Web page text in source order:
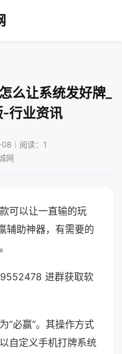
么让系统发好牌_
-行业资讯
｜阅读：1
网
可以让一直输的玩
辅助神器，有需要的
进群获取软
“必赢”。其操作方式
自定义手机打牌系统